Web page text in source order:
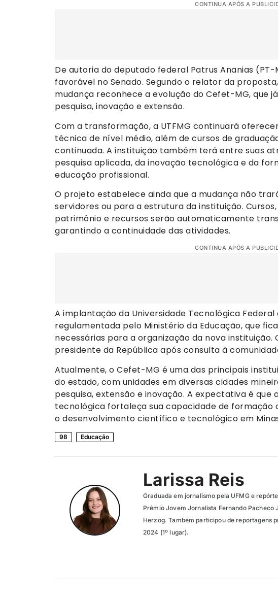
CONTINUA APÓS A
De autoria do deputado federal Patrus Ananias
favorável no Senado. Segundo o relator da
mudança reconhece a evolução do Cefet-MG, que
pesquisa, inovação e extensão.
Com a transformação, a UTFMG continuará
técnica de nível médio, além de cursos de
continuada. A instituição também terá entre suas
pesquisa aplicada, da inovação tecnológica e da
educação profissional.
O projeto estabelece ainda que a mudança não
servidores ou para a estrutura da instituição.
patrimônio e recursos serão automaticamente
garantindo a continuidade das atividades.
CONTINUA APÓS A
A implantação da Universidade Tecnológica Federal
regulamentada pelo Ministério da Educação, que
necessárias para a organização da nova
presidente da República após consulta à
Atualmente, o Cefet-MG é uma das principais
do estado, com unidades em diversas cidades
pesquisa, extensão e inovação. A expectativa é
tecnológica fortaleça sua capacidade de formação
o desenvolvimento científico e tecnológico em
98 Educação
Larissa Reis
Graduada em jornalismo pela UFMG e
Prêmio Jovem Jornalista Fernando
Herzog. Também participou de reportagens
2024 (1º lugar).